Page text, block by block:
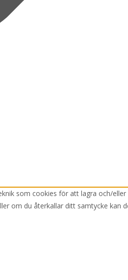
som cookies för att lagra och/
om du återkallar ditt samtycke kan